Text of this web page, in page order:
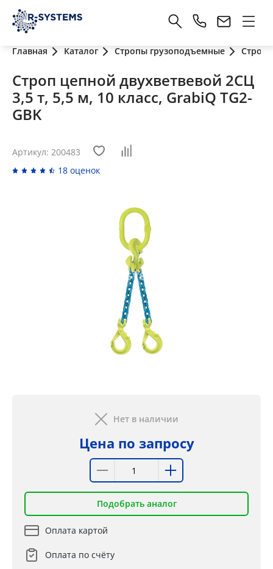
Главная Каталог Стропы грузоподъемные
Строп цепной двухветвевой 2СЦ
3,5 т, 5,5 м, 10 класс, GrabiQ TG2-
GBK
Артикул: 200483
18 оценок
Нет в наличии
Цена по запросу
Подобрать аналог
Оплата картой
Оплата по счёту